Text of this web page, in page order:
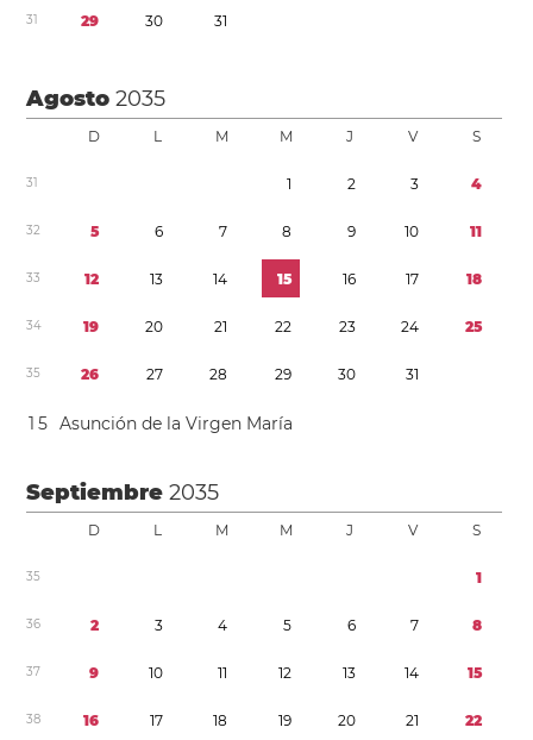
31 29 30 31
Agosto2035
D L M M J V S
31 1 2 3 4
32 5 6 7 8 9 10 11
33 12 13 14 15 16 17 18
34 19 20 21 22 23 24 25
35 26 27 28 29 30 31
1 5 Asunción de la Virgen María
Septiembre2035
D L M M J V S
35 1
36 2 3 4 5 6 7 8
37 9 10 11 12 13 14 15
38 16 17 18 19 20 21 22